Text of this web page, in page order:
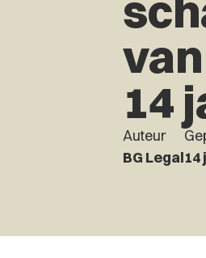
14
Auteur
BG Legal14